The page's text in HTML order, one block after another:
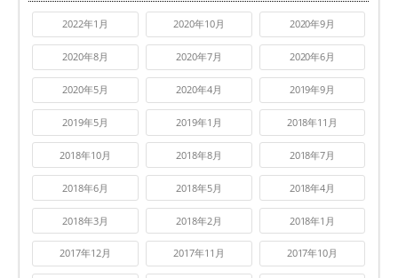
2022年1月 2020年10月 2020年9月
2020年8月 2020年7月 2020年6月
2020年5月 2020年4月 2019年9月
2019年5月 2019年1月 2018年11月
2018年10月 2018年8月 2018年7月
2018年6月 2018年5月 2018年4月
2018年3月 2018年2月 2018年1月
2017年12月 2017年11月 2017年10月